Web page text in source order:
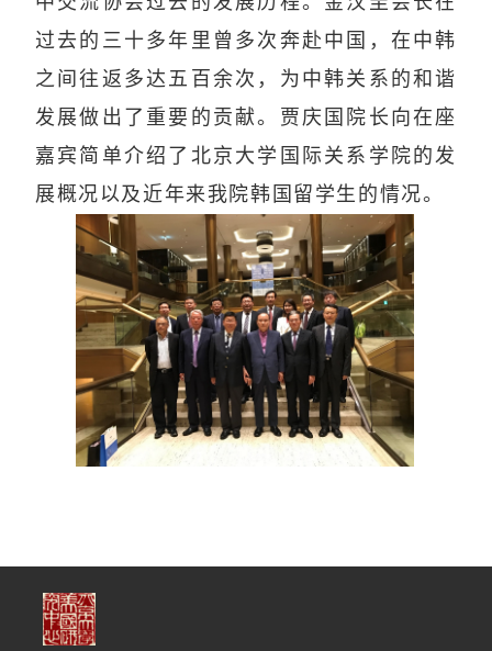
过去的三十多年里曾多次奔赴中国，在中韩
之间往返多达五百余次，为中韩关系的和谐
发展做出了重要的贡献。贾庆国院长向在座
嘉宾简单介绍了北京大学国际关系学院的发
展概况以及近年来我院韩国留学生的情况。